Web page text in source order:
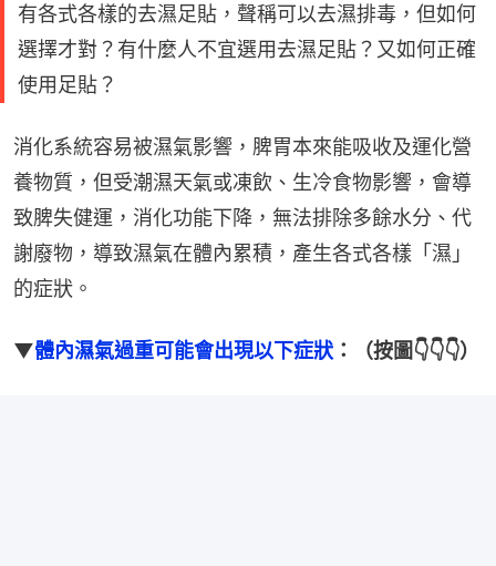
有各式各樣的去濕足貼，聲稱可以去濕排毒，但如何
選擇才對？有什麼人不宜選用去濕足貼？又如何正確
使用足貼？
消化系統容易被濕氣影響，脾胃本來能吸收及運化營
養物質，但受潮濕天氣或凍飲、生冷食物影響，會導
致脾失健運，消化功能下降，無法排除多餘水分、代
謝廢物，導致濕氣在體內累積，產生各式各樣「濕」
的症狀。
▼體內濕氣過重可能會出現以下症狀 ：（按圖👇👇👇）